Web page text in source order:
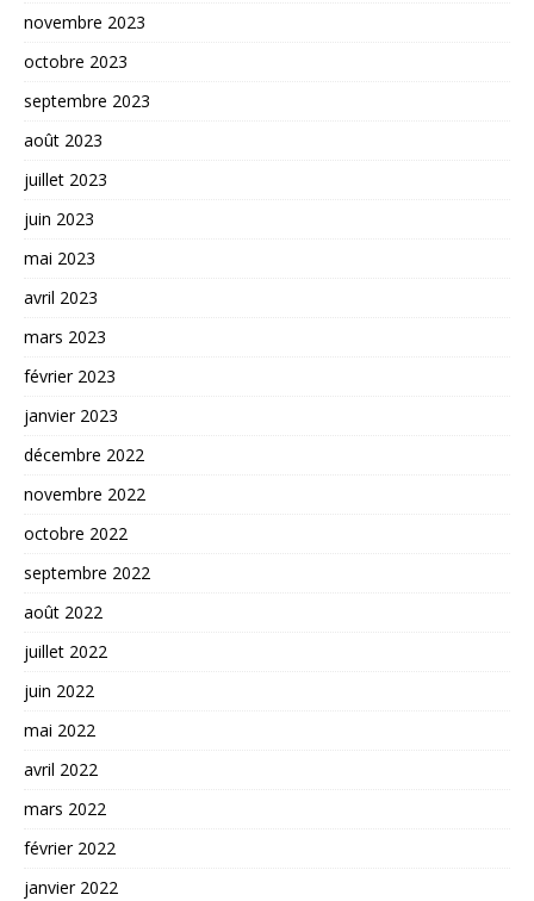
novembre 2023
octobre 2023
septembre 2023
août 2023
juillet 2023
juin 2023
mai 2023
avril 2023
mars 2023
février 2023
janvier 2023
décembre 2022
novembre 2022
octobre 2022
septembre 2022
août 2022
juillet 2022
juin 2022
mai 2022
avril 2022
mars 2022
février 2022
janvier 2022